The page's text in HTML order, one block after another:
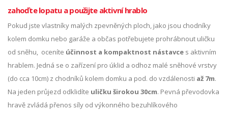
zahoďte lopatu a použijte aktivní hrablo
Pokud jste vlastníky malých zpevněných ploch, jako jsou chodníky
kolem domku nebo garáže a občas potřebujete prohrábnout uličku
od sněhu, oceníte účinnost a kompaktnost nástavce s aktivním
hrablem. Jedná se o zařízení pro úklid a odhoz malé sněhové vrstvy
(do cca 10cm) z chodníků kolem domku a pod. do vzdálenosti až 7m.
Na jeden průjezd odklidíte uličku širokou 30cm. Pevná převodovka
hravě zvládá přenos síly od výkonného bezuhlíkového